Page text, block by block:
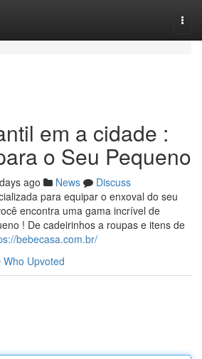
em a cidade :
o Seu Pequeno
ago News
Discuss
para equipar o enxoval do seu
encontra uma gama incrível de
! De cadeirinhos a roupas e itens de
bebecasa.com.br/
Who Upvoted